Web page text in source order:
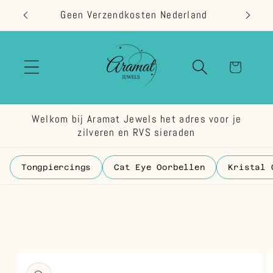
naar de
content
Geen Verzendkosten Nederland
Welkom bij Aramat Jewels het adres voor je
zilveren en RVS sieraden
Tongpiercings Cat Eye Oorbellen Kristal
direct naar